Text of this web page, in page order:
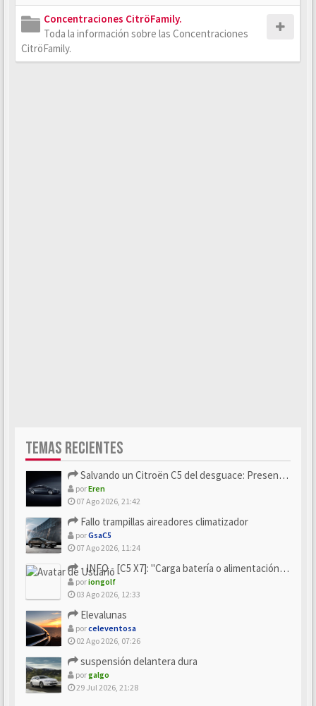
Concentraciones CitröFamily.
Toda la información sobre las Concentraciones
CitröFamily.
TEMAS RECIENTES
Salvando un Citroën C5 del desguace: Presentación y seguimiento
porEren
07 Ago 2026, 21:42
Fallo trampillas aireadores climatizador
porGsaC5
07 Ago 2026, 11:24
- INFO - [C5 X7]: "Carga batería o alimentación eléctri...
poriongolf
03 Ago 2026, 12:33
Elevalunas
porceleventosa
02 Ago 2026, 07:26
suspensión delantera dura
porgalgo
29 Jul 2026, 21:28